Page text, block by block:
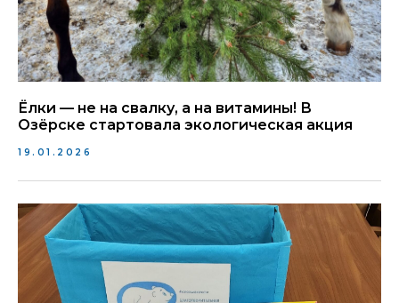
Ёлки — не на свалку, а на витамины! В
Озёрске стартовала экологическая акция
19.01.2026